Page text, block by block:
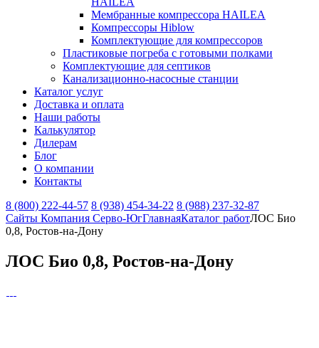
Мембранные компрессора HAILEA
Компрессоры Hiblow
Комплектующие для компрессоров
Пластиковые погреба с готовыми полками
Комплектующие для септиков
Канализационно-насосные станции
Каталог услуг
Доставка и оплата
Наши работы
Калькулятор
Дилерам
Блог
О компании
Контакты
8 (800) 222-44-57 8 (938) 454-34-22 8 (988) 237-32-87
Сайты Компания Серво-ЮгГлавнаяКаталог работЛОС Био
0,8, Ростов-на-Дону
ЛОС Био 0,8, Ростов-на-Дону